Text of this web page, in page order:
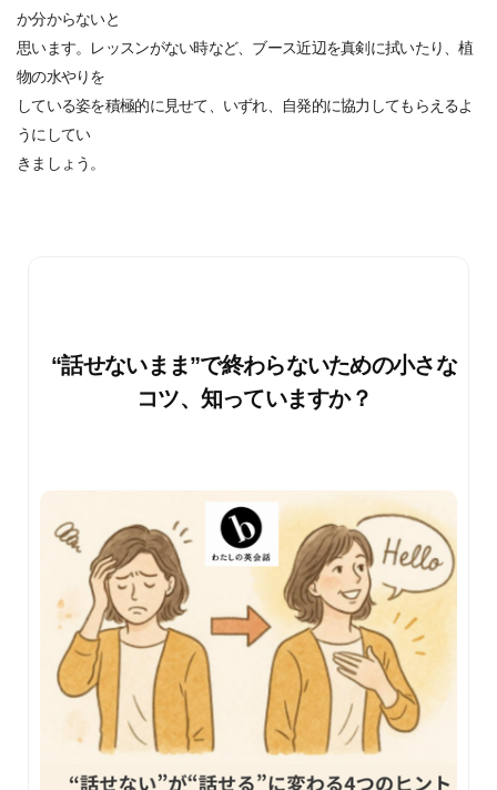
か分からないと
思います。レッスンがない時など、ブース近辺を真剣に拭いたり、植
物の水やりを
している姿を積極的に見せて、いずれ、自発的に協力してもらえるよ
うにしてい
きましょう。
“話せないまま”で終わらないための小さな
コツ、知っていますか？